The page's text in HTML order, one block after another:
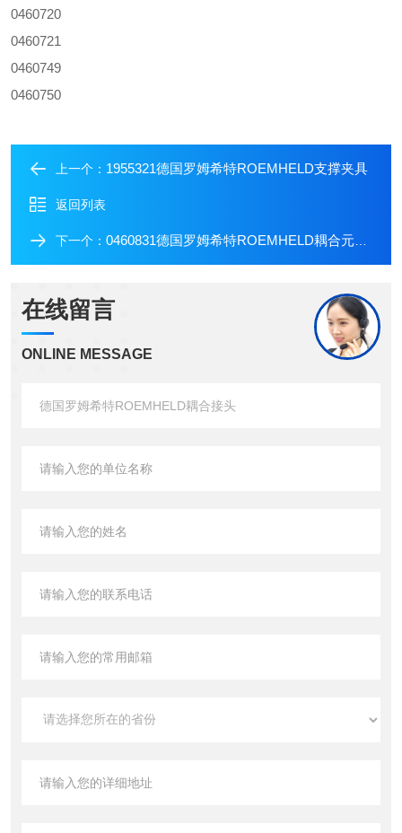
0460720
0460721
0460749
0460750
上一个： 1955321德国罗姆希特ROEMHELD支撑夹具
返回列表
下一个： 0460831德国罗姆希特ROEMHELD耦合元件接头
在线留言
ONLINE MESSAGE